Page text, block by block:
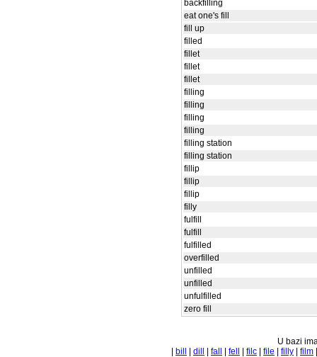
backfilling
eat one's fill
fill up
filled
fillet
fillet
fillet
filling
filling
filling
filling
filling station
filling station
fillip
fillip
fillip
filly
fulfill
fulfill
fulfilled
overfilled
unfilled
unfilled
unfulfilled
zero fill
U bazi
bill dill fall fell filc file filly film